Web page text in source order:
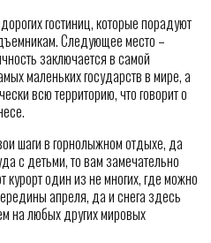
гостиниц, которые порадуют
Следующее место –
заключается в самой
маленьких государств в мире, а
всю территорию, что говорит о
шаги в горнолыжном отдыхе, да
с детьми, то вам замечательно
один из не многих, где можно
апреля, да и снега здесь
на любых других мировых